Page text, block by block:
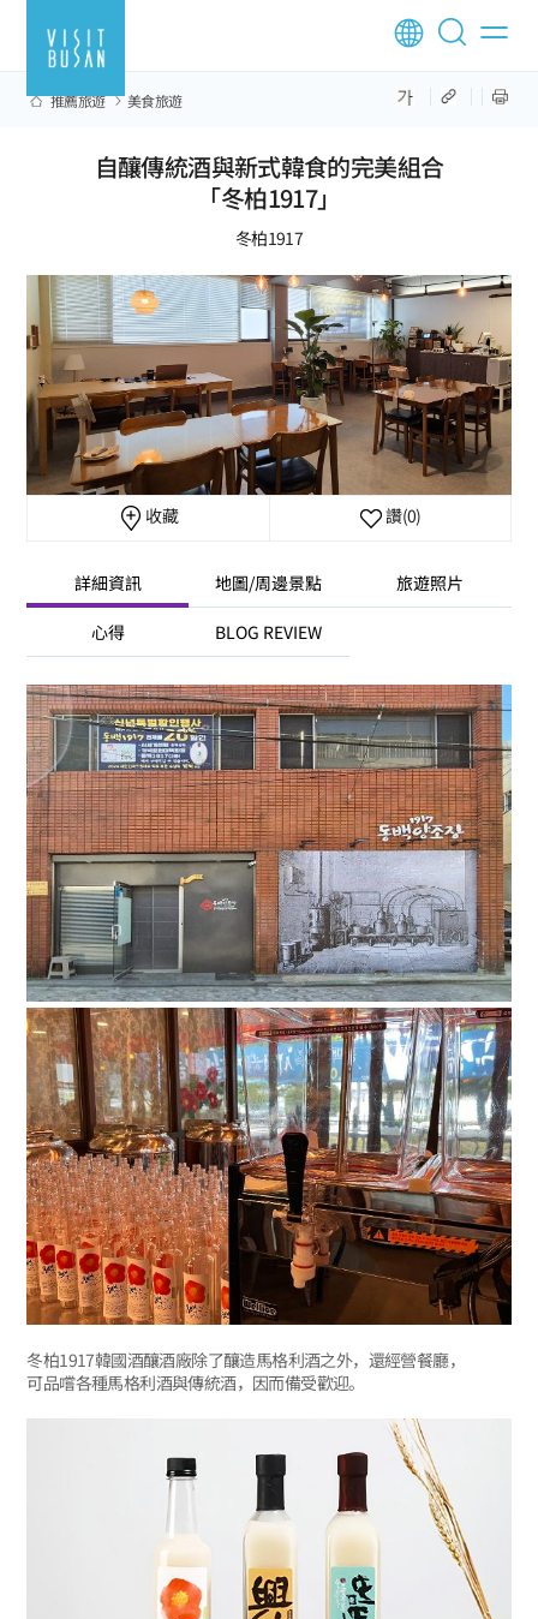
推薦旅遊 美食旅遊
自釀傳統酒與新式韓食的完美組合
「冬柏1917」
冬柏1917
收藏 讚(0)
詳細資訊 地圖/周邊景點 旅遊照片
心得 BLOG REVIEW
冬柏1917韓國酒釀酒廠除了釀造馬格利酒之外，還經營餐廳，
可品嚐各種馬格利酒與傳統酒，因而備受歡迎。